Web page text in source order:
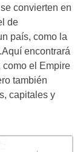
convierten en
de
país, como la
encontrará
como el Empire
también
capitales y